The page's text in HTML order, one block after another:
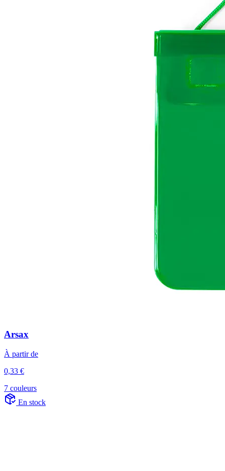
Arsax
À partir de
0,33 €
7 couleurs
En stock